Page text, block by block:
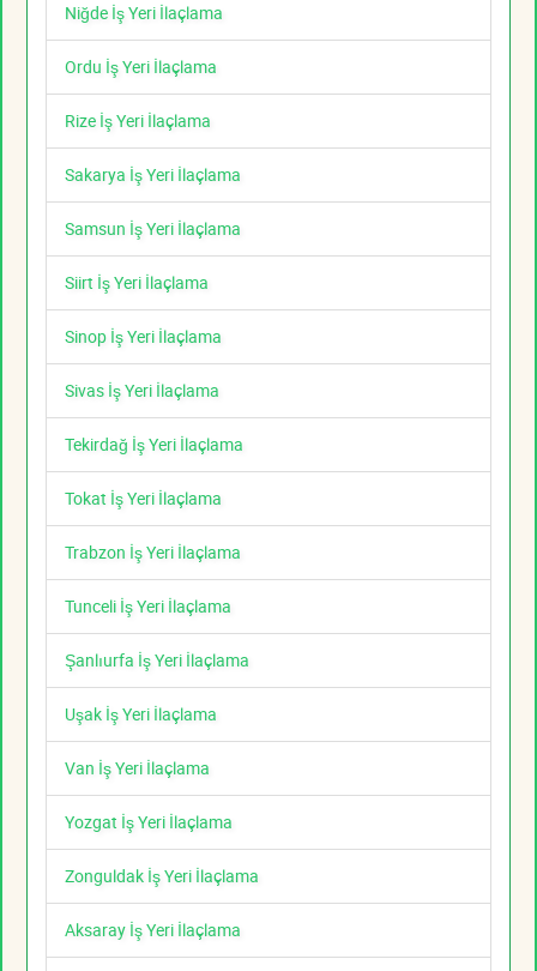
Niğde İş Yeri İlaçlama
Ordu İş Yeri İlaçlama
Rize İş Yeri İlaçlama
Sakarya İş Yeri İlaçlama
Samsun İş Yeri İlaçlama
Siirt İş Yeri İlaçlama
Sinop İş Yeri İlaçlama
Sivas İş Yeri İlaçlama
Tekirdağ İş Yeri İlaçlama
Tokat İş Yeri İlaçlama
Trabzon İş Yeri İlaçlama
Tunceli İş Yeri İlaçlama
Şanlıurfa İş Yeri İlaçlama
Uşak İş Yeri İlaçlama
Van İş Yeri İlaçlama
Yozgat İş Yeri İlaçlama
Zonguldak İş Yeri İlaçlama
Aksaray İş Yeri İlaçlama